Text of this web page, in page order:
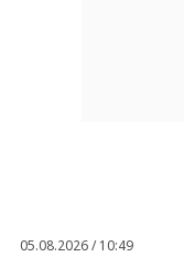
05.08.2026 / 10:49